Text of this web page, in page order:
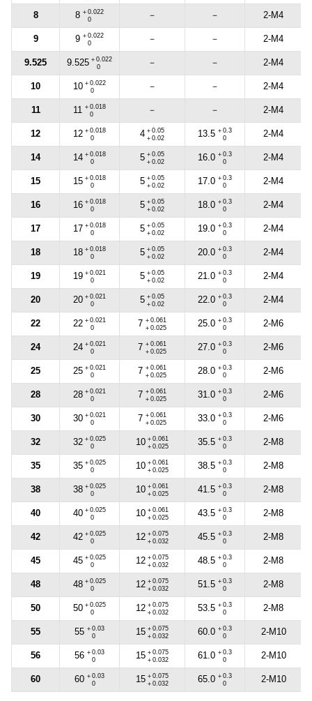
8 8 ＋0.022
0
－ － 2-M4
9 9 ＋0.022
0
－ － 2-M4
9.525 9.525 ＋0.022
0
－ － 2-M4
10 10 ＋0.022
0
－ － 2-M4
11 11 ＋0.018
0
－ － 2-M4
12 12 ＋0.018
0
4 ＋0.05
＋0.02
13.5 ＋0.3
0
2-M4
14 14 ＋0.018
0
5 ＋0.05
＋0.02
16.0 ＋0.3
0
2-M4
15 15 ＋0.018
0
5 ＋0.05
＋0.02
17.0 ＋0.3
0
2-M4
16 16 ＋0.018
0
5 ＋0.05
＋0.02
18.0 ＋0.3
0
2-M4
17 17 ＋0.018
0
5 ＋0.05
＋0.02
19.0 ＋0.3
0
2-M4
18 18 ＋0.018
0
5 ＋0.05
＋0.02
20.0 ＋0.3
0
2-M4
19 19 ＋0.021
0
5 ＋0.05
＋0.02
21.0 ＋0.3
0
2-M4
20 20 ＋0.021
0
5 ＋0.05
＋0.02
22.0 ＋0.3
0
2-M4
22 22 ＋0.021
0
7 ＋0.061
＋0.025
25.0 ＋0.3
0
2-M6
24 24 ＋0.021
0
7 ＋0.061
＋0.025
27.0 ＋0.3
0
2-M6
25 25 ＋0.021
0
7 ＋0.061
＋0.025
28.0 ＋0.3
0
2-M6
28 28 ＋0.021
0
7 ＋0.061
＋0.025
31.0 ＋0.3
0
2-M6
30 30 ＋0.021
0
7 ＋0.061
＋0.025
33.0 ＋0.3
0
2-M6
32 32 ＋0.025
0
10 ＋0.061
＋0.025
35.5 ＋0.3
0
2-M8
35 35 ＋0.025
0
10 ＋0.061
＋0.025
38.5 ＋0.3
0
2-M8
38 38 ＋0.025
0
10 ＋0.061
＋0.025
41.5 ＋0.3
0
2-M8
40 40 ＋0.025
0
10 ＋0.061
＋0.025
43.5 ＋0.3
0
2-M8
42 42 ＋0.025
0
12 ＋0.075
＋0.032
45.5 ＋0.3
0
2-M8
45 45 ＋0.025
0
12 ＋0.075
＋0.032
48.5 ＋0.3
0
2-M8
48 48 ＋0.025
0
12 ＋0.075
＋0.032
51.5 ＋0.3
0
2-M8
50 50 ＋0.025
0
12 ＋0.075
＋0.032
53.5 ＋0.3
0
2-M8
55 55 ＋0.03
0
15 ＋0.075
＋0.032
60.0 ＋0.3
0
2-M10
56 56 ＋0.03
0
15 ＋0.075
＋0.032
61.0 ＋0.3
0
2-M10
60 60 ＋0.03
0
15 ＋0.075
＋0.032
65.0 ＋0.3
0
2-M10